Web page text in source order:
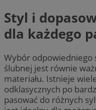
Styl i
dla każdego
Wybór odpowiedniego
ślubnej jest równie
materiału. Istnieje
odklasycznych po
pasować do różnych